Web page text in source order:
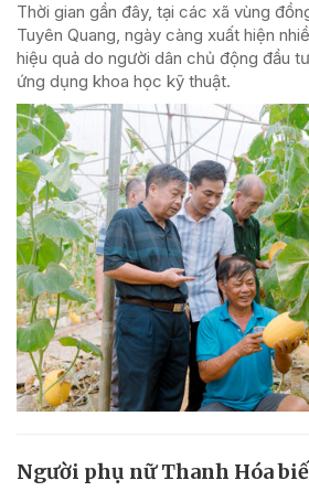
Thời gian gần đây, tại các xã vùng
Tuyên Quang, ngày càng xuất hiện
hiệu quả do người dân chủ động đầu
ứng dụng khoa học kỹ thuật.
Người phụ nữ Thanh Hóa